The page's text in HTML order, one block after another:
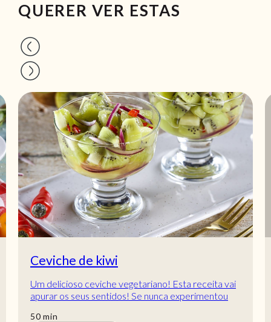
QUERER VER ESTAS
Ceviche de kiwi
Um delicioso ceviche vegetariano! Esta receita vai
apurar os seus sentidos! Se nunca experimentou
50min
min